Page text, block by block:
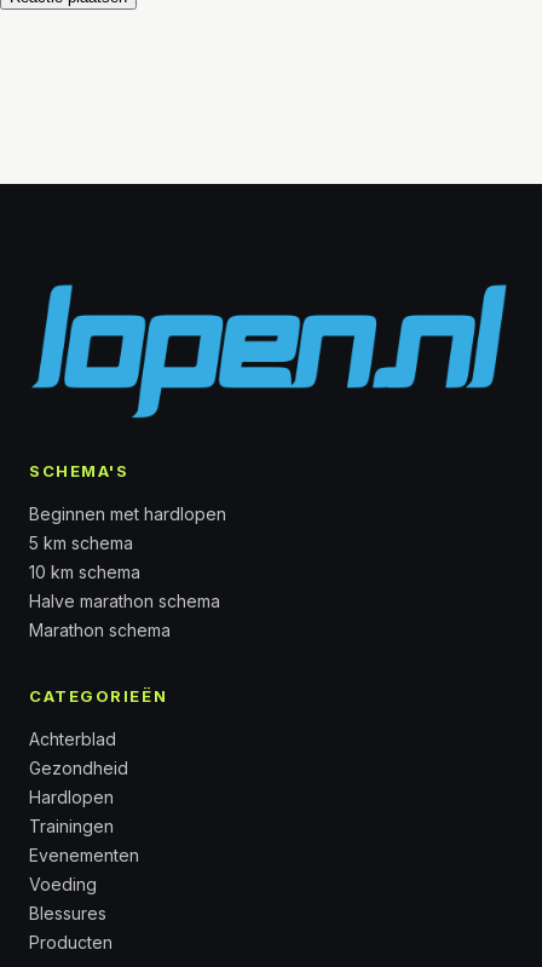
SCHEMA'S
Beginnen met hardlopen
5 km schema
10 km schema
Halve marathon schema
Marathon schema
CATEGORIEËN
Achterblad
Gezondheid
Hardlopen
Trainingen
Evenementen
Voeding
Blessures
Producten